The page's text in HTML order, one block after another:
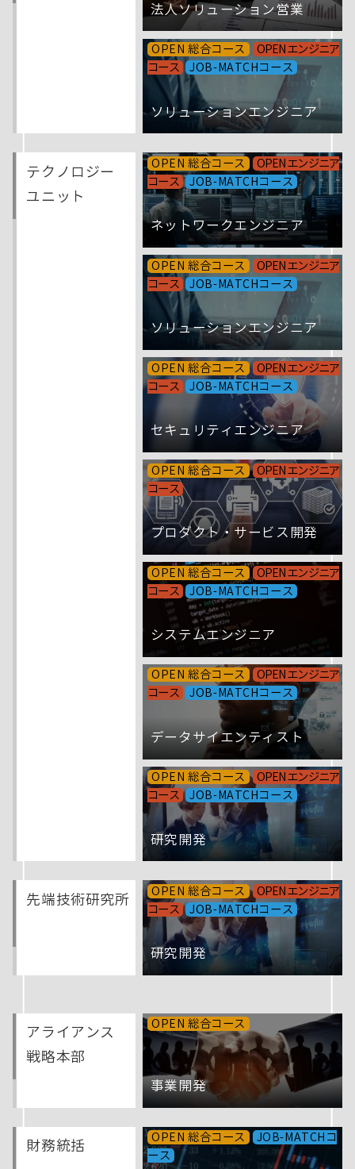
法人ソリューション営業
OPEN 総合コース
OPEN エンジニア
コース
JOB-MATCHコース
ソリューションエンジニア
テクノロジー
ユニット
OPEN 総合コース
OPEN エンジニア
コース
JOB-MATCHコース
ネットワークエンジニア
OPEN 総合コース
OPEN エンジニア
コース
JOB-MATCHコース
ソリューションエンジニア
OPEN 総合コース
OPEN エンジニア
コース
JOB-MATCHコース
セキュリティエンジニア
OPEN 総合コース
OPEN エンジニア
コース
プロダクト・サービス開発
OPEN 総合コース
OPEN エンジニア
コース
JOB-MATCHコース
システムエンジニア
OPEN 総合コース
OPEN エンジニア
コース
JOB-MATCHコース
データサイエンティスト
OPEN 総合コース
OPEN エンジニア
コース
JOB-MATCHコース
研究開発
先端技術研究所
OPEN 総合コース
OPEN エンジニア
コース
JOB-MATCHコース
研究開発
アライアンス
戦略本部
OPEN 総合コース
事業開発
財務統括
OPEN 総合コース
JOB-MATCHコ
ース